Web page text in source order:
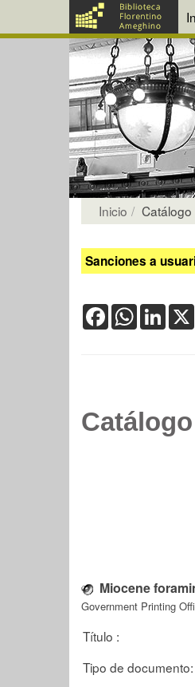
Inicio Catálogo
Sanciones a
FacebookWhatsApp
Catálogo
Miocene
Government Printing
Título :
Tipo de documento: